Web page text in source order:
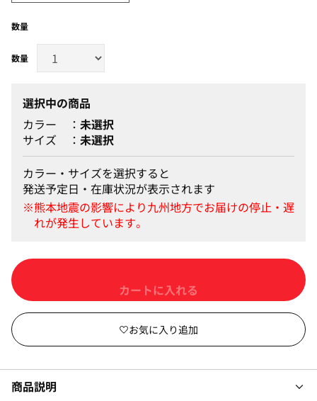
数量
選択中の商品
カラー
未選択
サイズ
未選択
カラー・サイズを選択すると
発送予定日・在庫状況が表示されます
商品説明